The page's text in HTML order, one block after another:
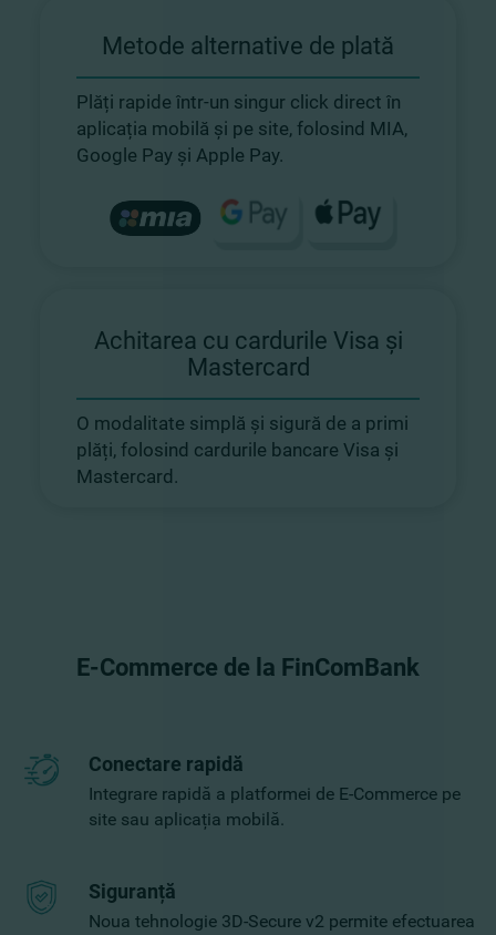
Metode alternative de plată
Plăți rapide într-un singur click direct în
aplicația mobilă și pe site, folosind MIA,
Google Pay și Apple Pay.
Achitarea cu cardurile Visa și
Mastercard
O modalitate simplă și sigură de a primi
plăți, folosind cardurile bancare Visa și
Mastercard.
E-Commerce de la FinComBank
Conectare rapidă
Integrare rapidă a platformei de E-Commerce pe
site sau aplicația mobilă.
Siguranță
Noua tehnologie 3D-Secure v2 permite efectuarea